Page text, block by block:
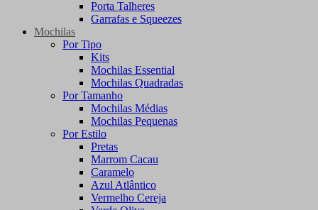
Porta Talheres
Garrafas e Squeezes
Mochilas
Por Tipo
Kits
Mochilas Essential
Mochilas Quadradas
Por Tamanho
Mochilas Médias
Mochilas Pequenas
Por Estilo
Pretas
Marrom Cacau
Caramelo
Azul Atlântico
Vermelho Cereja